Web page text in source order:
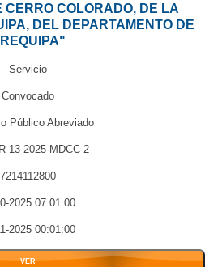
CERRO COLORADO, DE LA
DEL DEPARTAMENTO DE
Servicio
Convocado
Público Abreviado
13-2025-MDCC-2
7214112800
2025 07:01:00
2025 00:01:00
VER